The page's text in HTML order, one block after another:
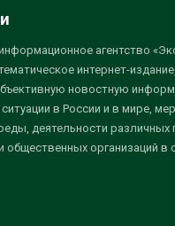
агентство
интернет-
новостную
в России и в мире,
деятельности различных
общественных организаций в